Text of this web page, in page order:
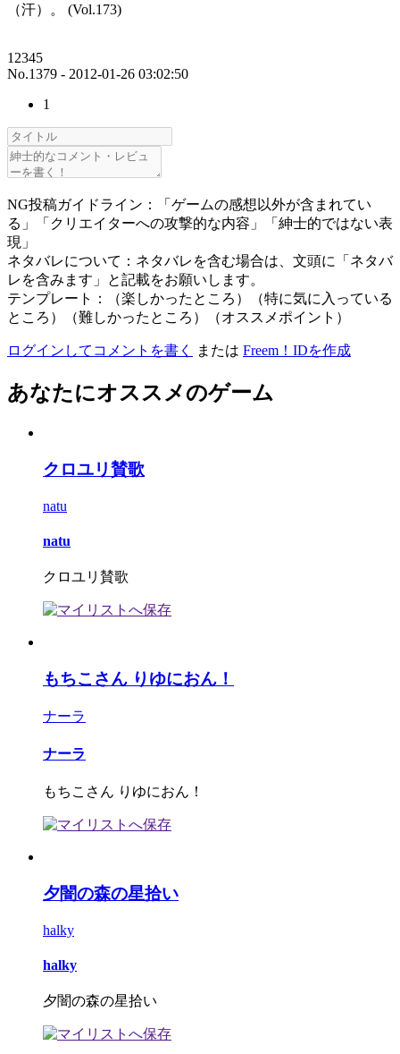
（汗）。 (Vol.173)
12345
No.1379 - 2012-01-26 03:02:50
1
NG投稿ガイドライン：「ゲームの感想以外が含まれてい
る」「クリエイターへの攻撃的な内容」「紳士的ではない表
現」
ネタバレについて：ネタバレを含む場合は、文頭に「ネタバ
レを含みます」と記載をお願いします。
テンプレート：（楽しかったところ）（特に気に入っている
ところ）（難しかったところ）（オススメポイント）
ログインしてコメントを書く または Freem！IDを作成
あなたにオススメのゲーム
クロユリ賛歌
natu
natu
クロユリ賛歌
もちこさん りゆにおん！
ナーラ
ナーラ
もちこさん りゆにおん！
夕闇の森の星拾い
halky
halky
夕闇の森の星拾い